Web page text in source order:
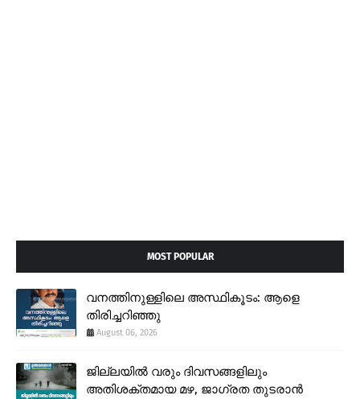
MOST POPULAR
വനത്തിനുള്ളിലെ അസ്ഥികൂടം: ആളെ
തിരിച്ചറിഞ്ഞു
August 06, 2026
ജില്ലയിൽ വരും ദിവസങ്ങളിലും
അതിശക്തമായ മഴ, ജാഗ്രത തുടരാൻ